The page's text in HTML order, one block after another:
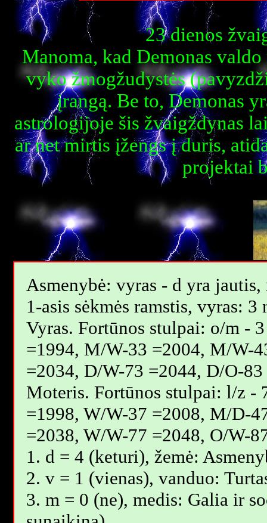
23 dienos
Manoma, kad Demonas
vyko žmogžudystės
įrangą. Be to, Demonas
astrologijoje šis žvaigždynas
ar net mirtis įžengs į duris,
projektai
Asmenybė: vyras - d yra
1-asis sėkmės ramstis, vyras:
Vyras. Fortūnos stulpai: o/m -
=1994, M/W-33 =2004, M/W-
=2034, D/W-73 =2044, D/O-
Moteris. Fortūnos stulpai: l/z -
=1998, W/W-37 =2008, M/D-
=2038, W/W-77 =2048, O/W-
1. d = 4 (keturi), žemė:
2. v = 1 (vienas), vanduo:
3. m = 0 (ne), medis: Galia ir